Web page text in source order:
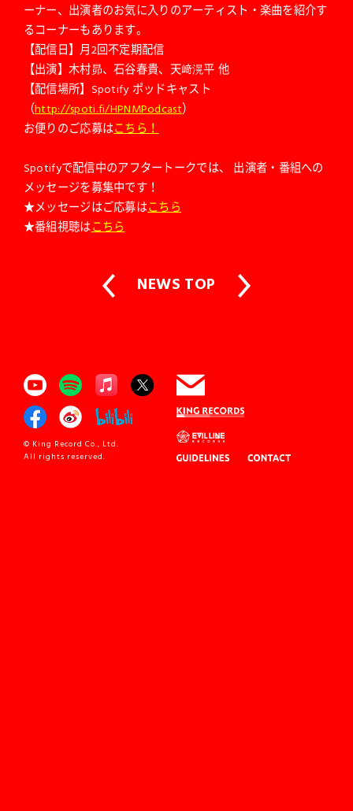
ーナー、出演者のお気に入りのアーティスト・楽曲を紹介す
るコーナーもあります。
【配信日】月2回不定期配信
【出演】木村昴、石谷春貴、天﨑滉平 他
【配信場所】Spotify ポッドキャスト
（http://spoti.fi/HPNMPodcast）
お便りのご応募はこちら！
Spotifyで配信中のアフタートークでは、
出演者・番組への
メッセージを募集中です！
★メッセージはご応募はこちら
★番組視聴はこちら
NEWS TOP
© King Record Co., Ltd.
All rights reserved.